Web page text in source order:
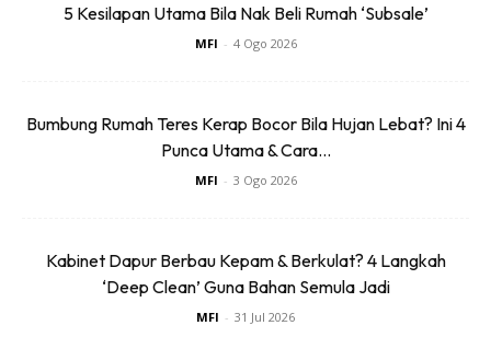
8. Jagan gunakan sebarang peralatan atau perkakas untuk
5 Kesilapan Utama Bila Nak Beli Rumah ‘Subsale’
MFI - 4 Ogo 2026
Bumbung Rumah Teres Kerap Bocor Bila Hujan Lebat? Ini 4
Punca Utama & Cara...
MFI - 3 Ogo 2026
Kabinet Dapur Berbau Kepam & Berkulat? 4 Langkah
‘Deep Clean’ Guna Bahan Semula Jadi
MFI - 31 Jul 2026